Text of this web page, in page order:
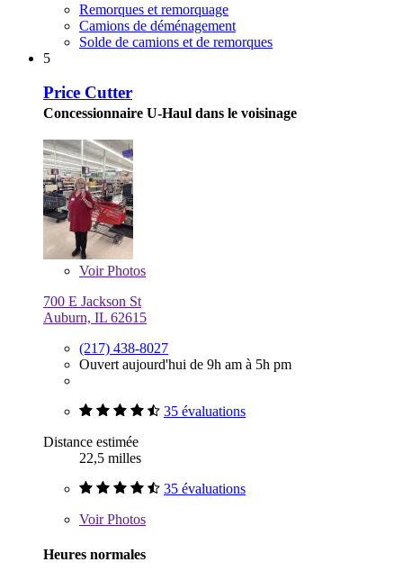
Remorques et remorquage
Camions de déménagement
Solde de camions et de remorques
5
Price Cutter
Concessionnaire U-Haul dans le voisinage
VoirPhotos
700 E Jackson St
Auburn, IL 62615
(217) 438-8027
Ouvert aujourd'hui de 9h am à 5h pm
35 évaluations
Distance estimée
22,5 milles
35 évaluations
VoirPhotos
Heures normales